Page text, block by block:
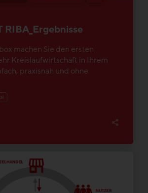
RIBA_Ergebnisse
machen Sie den ersten
Kreislaufwirtschaft in Ihrem
praxisnah und ohne